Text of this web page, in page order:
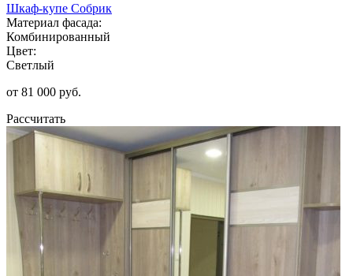
Шкаф-купе Собрик
Материал фасада:
Комбинированный
Цвет:
Светлый
от 81 000 руб.
Рассчитать